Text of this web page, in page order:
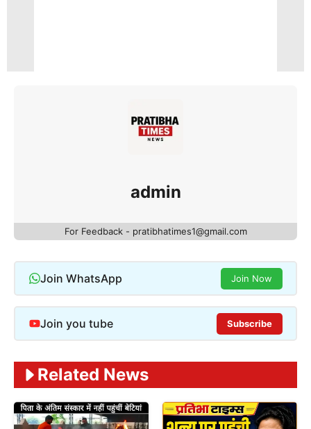
admin
For Feedback - pratibhatimes1@gmail.com
Join WhatsApp Join Now
Join you tube Subscribe
Related News